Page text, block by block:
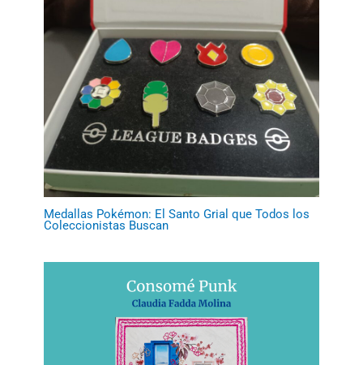
Medallas Pokémon: El Santo Grial que Todos los
Coleccionistas Buscan